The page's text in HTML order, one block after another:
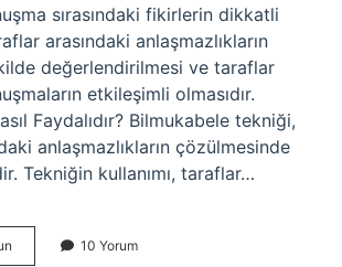
sırasındaki fikirlerin dikkatli
arasındaki anlaşmazlıkların
değerlendirilmesi ve taraflar
etkileşimli olmasıdır.
Faydalıdır? Bilmukabele tekniği,
anlaşmazlıkların çözülmesinde
Tekniğin kullanımı, taraflar…
Teşekkür
10 Yorum